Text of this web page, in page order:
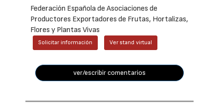
Federación Española de Asociaciones de
Productores Exportadores de Frutas, Hortalizas,
Flores y Plantas Vivas
Solicitar información Ver stand virtual
ver/escribir comentarios